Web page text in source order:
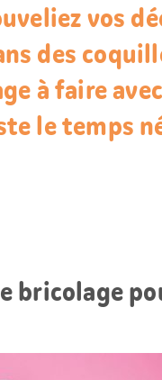
vos
des
à faire
le temps
bricolage